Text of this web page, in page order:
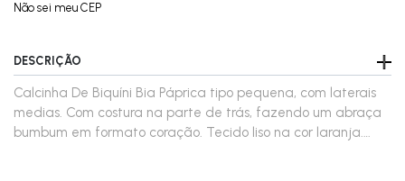
Não sei meu CEP
DESCRIÇÃO
Calcinha De Biquíni Bia Páprica tipo pequena, com laterais
medias. Com costura na parte de trás, fazendo um abraça
bumbum em formato coração. Tecido liso na cor laranja.